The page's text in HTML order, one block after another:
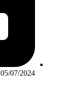
05/07/2024